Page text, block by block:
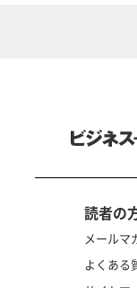
読者の
メールマ
よくある